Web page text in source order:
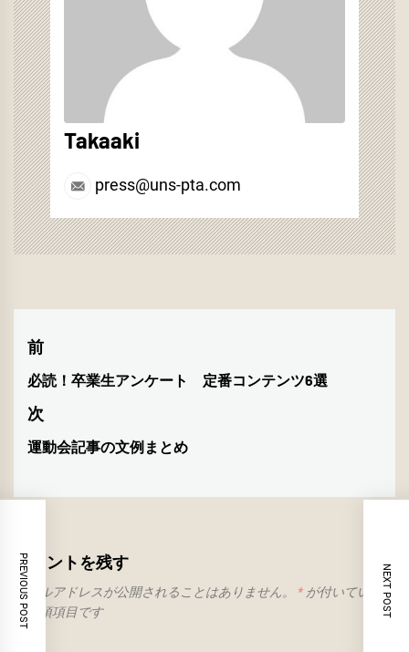
Takaaki
press@uns-pta.com
投
稿
ナ
ビ
ョ
ン
前
前
の
投
必読！卒業生アンケート 定番コンテンツ6選
次
次
投
運動会記事の文例まとめ
PREVIOUS POST NEXT POST
コメントを残す
メールアドレスが公開されることはありません。 * が付いている欄
は必須項目です